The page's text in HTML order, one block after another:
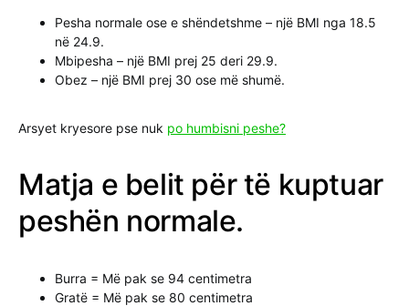
Pesha normale ose e shëndetshme – një BMI nga 18.5
në 24.9.
Mbipesha – një BMI prej 25 deri 29.9.
Obez – një BMI prej 30 ose më shumë.
Arsyet kryesore pse nuk po humbisni peshe?
Matja e belit për të kuptuar
peshën normale.
Burra = Më pak se 94 centimetra
Gratë = Më pak se 80 centimetra